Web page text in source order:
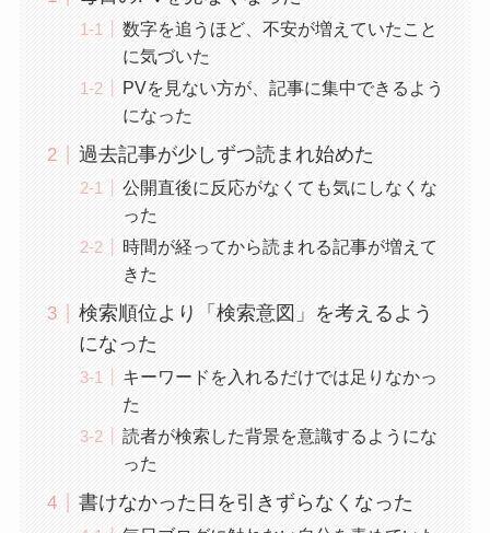
数字を追うほど、不安が増えていたこと
に気づいた
PVを見ない方が、記事に集中できるよう
になった
過去記事が少しずつ読まれ始めた
公開直後に反応がなくても気にしなくな
った
時間が経ってから読まれる記事が増えて
きた
検索順位より「検索意図」を考えるよう
になった
キーワードを入れるだけでは足りなかっ
た
読者が検索した背景を意識するようにな
った
書けなかった日を引きずらなくなった